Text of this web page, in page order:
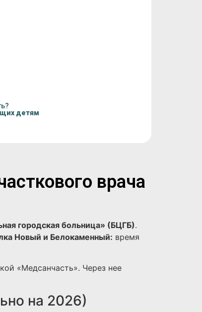
детям
врача
городская больница» (БЦГБ).
Новый и Белокаменный: время
«Медсанчасть». Через нее
на 2026)